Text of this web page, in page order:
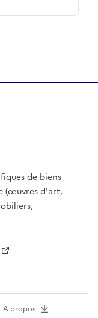
de biens
(œuvres d'art,
À propos